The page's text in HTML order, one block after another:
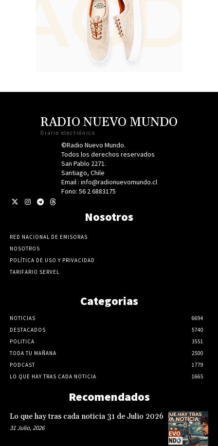
RADIO NUEVO MUNDO
Diario electrónico
©Radio Nuevo Mundo.
Todos los derechos reservados
San Pablo 2271.
Santiago, Chile
Email : info@radionuevomundo.cl
Fono: 56 2 6883175
Nosotros
RED NACIONAL DE EMISORAS
NOSOTROS
POLÍTICA DE USO Y PRIVACIDAD
TARIFARIO SERVEL
Categorias
NOTICIAS
6694
DESTACADOS
5740
POLITICA
3551
TODA TU MAÑANA
2500
PODCAST
1779
LO QUE HAY TRAS CADA NOTICIA
1665
Recomendados
Lo que hay tras cada noticia 31 de Julio 2026
31 Julio, 2026